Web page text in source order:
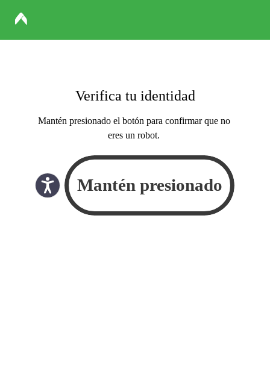
Verifica tu identidad
Mantén presionado el botón para confirmar que no
eres un robot.